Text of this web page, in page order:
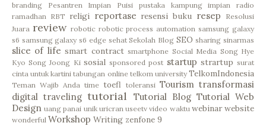
branding
Pesantren Impian Puisi pustaka kampung impian
radio
ramadhan RBT religi reportase resensi buku resep
Resolusi
Juara review robotic robotic process automation samsung galaxy
s6 samsung galaxy s6 edge sehat Sekolah Blog SEO sharing sinarmas
slice of life smart contract smartphone Social Media Song Hye
Kyo Song Joong Ki sosial sponsored post startup strartup surat
cinta untuk kartini tabungan online telkom university TelkomIndonesia
Teman Wajib Anda time toefl toleransi Tourism transformasi
digital traveling tutorial Tutorial Blog Tutorial Web
Design uang panai unik uricran useetv video waktu webinar website
wonderful Workshop Writing zenfone 9